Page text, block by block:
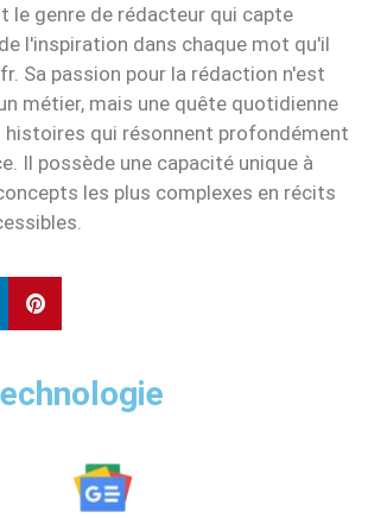
le genre de rédacteur qui capte
l'inspiration dans chaque mot qu'il
Sa passion pour la rédaction n'est
métier, mais une quête quotidienne
histoires qui résonnent profondément
Il possède une capacité unique à
les plus complexes en récits